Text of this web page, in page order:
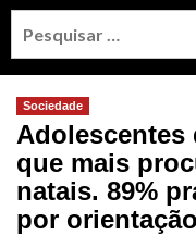
Sociedade
Adolescentes
que mais
natais. 89%
por